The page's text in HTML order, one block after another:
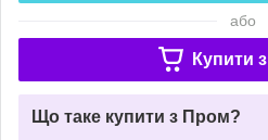
або
Купити з
Що таке купити з Пром?